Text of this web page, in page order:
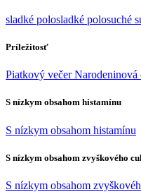
sladké polosladké polosuché
Príležitosť
Piatkový večerNarodeninová
S nízkym obsahom histamínu
S nízkym obsahom histamínu
S nízkym obsahom zvyškového
S nízkym obsahom